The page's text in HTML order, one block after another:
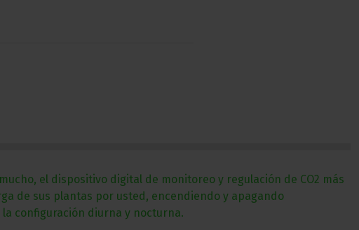
el dispositivo digital de monitoreo y regulación de CO2 más
de sus plantas por usted, encendiendo y apagando
configuración diurna y nocturna.